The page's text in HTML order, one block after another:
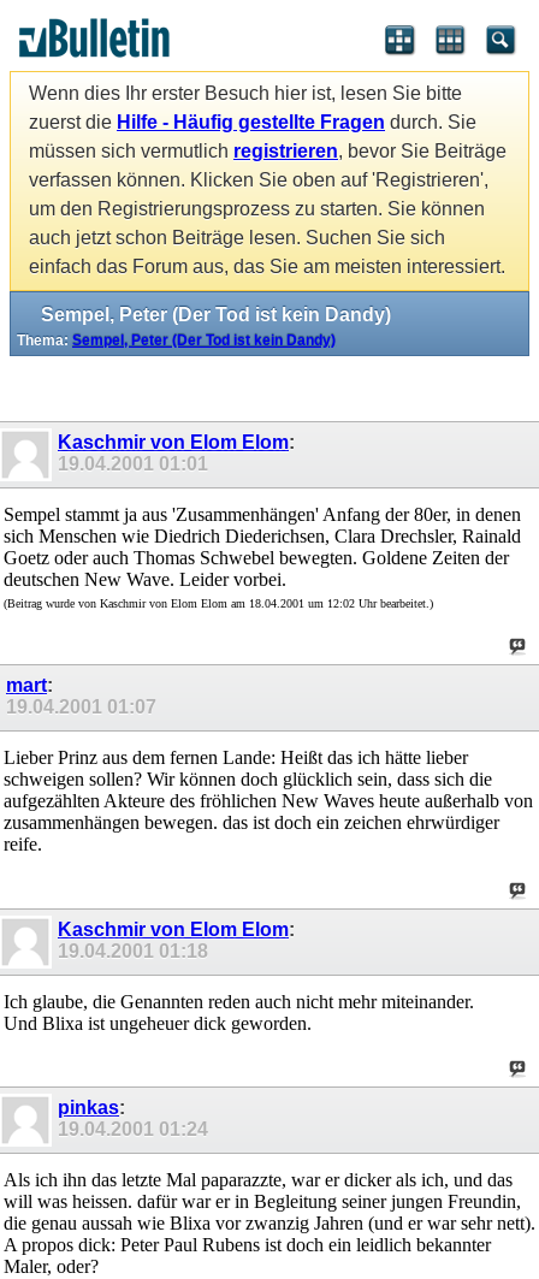
Wenn dies Ihr erster Besuch hier ist, lesen Sie bitte
zuerst die Hilfe - Häufig gestellte Fragen durch. Sie
müssen sich vermutlich registrieren, bevor Sie Beiträge
verfassen können. Klicken Sie oben auf 'Registrieren',
um den Registrierungsprozess zu starten. Sie können
auch jetzt schon Beiträge lesen. Suchen Sie sich
einfach das Forum aus, das Sie am meisten interessiert.
Sempel, Peter (Der Tod ist kein Dandy)
Thema: Sempel, Peter (Der Tod ist kein Dandy)
Kaschmir von Elom Elom:
19.04.2001 01:01
Sempel stammt ja aus 'Zusammenhängen' Anfang der 80er, in denen
sich Menschen wie Diedrich Diederichsen, Clara Drechsler, Rainald
Goetz oder auch Thomas Schwebel bewegten. Goldene Zeiten der
deutschen New Wave. Leider vorbei.
(Beitrag wurde von Kaschmir von Elom Elom am 18.04.2001 um 12:02 Uhr bearbeitet.)
mart:
19.04.2001 01:07
Lieber Prinz aus dem fernen Lande: Heißt das ich hätte lieber
schweigen sollen? Wir können doch glücklich sein, dass sich die
aufgezählten Akteure des fröhlichen New Waves heute außerhalb von
zusammenhängen bewegen. das ist doch ein zeichen ehrwürdiger
reife.
Kaschmir von Elom Elom:
19.04.2001 01:18
Ich glaube, die Genannten reden auch nicht mehr miteinander.
Und Blixa ist ungeheuer dick geworden.
pinkas:
19.04.2001 01:24
Als ich ihn das letzte Mal paparazzte, war er dicker als ich, und das
will was heissen. dafür war er in Begleitung seiner jungen Freundin,
die genau aussah wie Blixa vor zwanzig Jahren (und er war sehr nett).
A propos dick: Peter Paul Rubens ist doch ein leidlich bekannter
Maler, oder?